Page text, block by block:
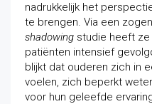
nadrukkelijk het
te brengen. Via een
shadowing studie heeft ze
patiënten intensief
blijkt dat ouderen zich in
voelen, zich beperkt
voor hun geleefde